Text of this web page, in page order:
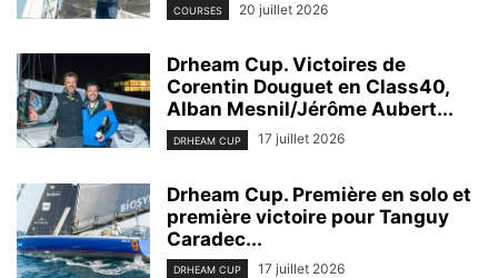
COURSES 20 juillet 2026
Drheam Cup. Victoires de
Corentin Douguet en Class40,
Alban Mesnil/Jérôme Aubert...
DRHEAM CUP 17 juillet 2026
Drheam Cup. Première en solo et
première victoire pour Tanguy
Caradec...
DRHEAM CUP 17 juillet 2026